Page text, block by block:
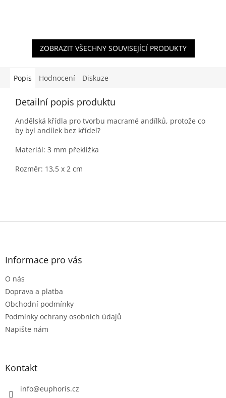
ZOBRAZIT VŠECHNY SOUVISEJÍCÍ PRODUKTY
Popis Hodnocení Diskuze
Detailní popis produktu
Andělská křídla pro tvorbu macramé andílků, protože co
by byl andílek bez křídel?
Materiál: 3 mm překližka
Rozměr: 13,5 x 2 cm
Z
Informace pro vás
O nás
Doprava a platba
Obchodní podmínky
Podmínky ochrany osobních údajů
Napište nám
Kontakt
info@euphoris.cz